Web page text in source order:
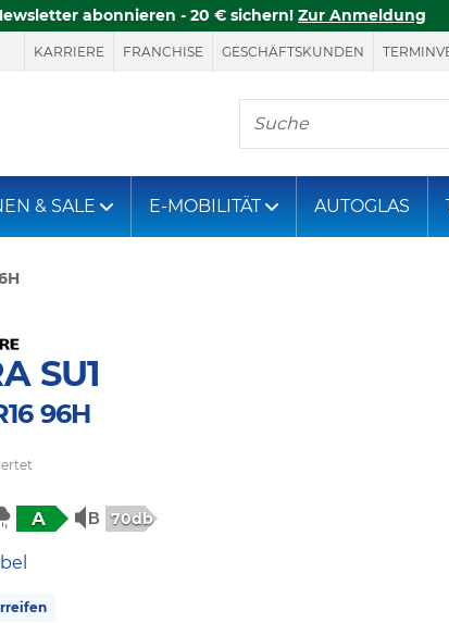
abonnieren - 20 € sichern! Zur Anmeldung
KARRIERE FRANCHISE GESCHÄFTSKUNDEN
Hier finden Sie, was
& SALE E-MOBILITÄT AUTOGLAS
SU1
96H
A 70db